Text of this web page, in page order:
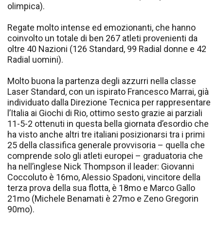
olimpica).
Regate molto intense ed emozionanti, che hanno
coinvolto un totale di ben 267 atleti provenienti da
oltre 40 Nazioni (126 Standard, 99 Radial donne e 42
Radial uomini).
Molto buona la partenza degli azzurri nella classe
Laser Standard, con un ispirato Francesco Marrai, già
individuato dalla Direzione Tecnica per rappresentare
l’Italia ai Giochi di Rio, ottimo sesto grazie ai parziali
11-5-2 ottenuti in questa bella giornata d’esordio che
ha visto anche altri tre italiani posizionarsi tra i primi
25 della classifica generale provvisoria – quella che
comprende solo gli atleti europei – graduatoria che
ha nell’inglese Nick Thompson il leader: Giovanni
Coccoluto è 16mo, Alessio Spadoni, vincitore della
terza prova della sua flotta, è 18mo e Marco Gallo
21mo (Michele Benamati è 27mo e Zeno Gregorin
90mo).